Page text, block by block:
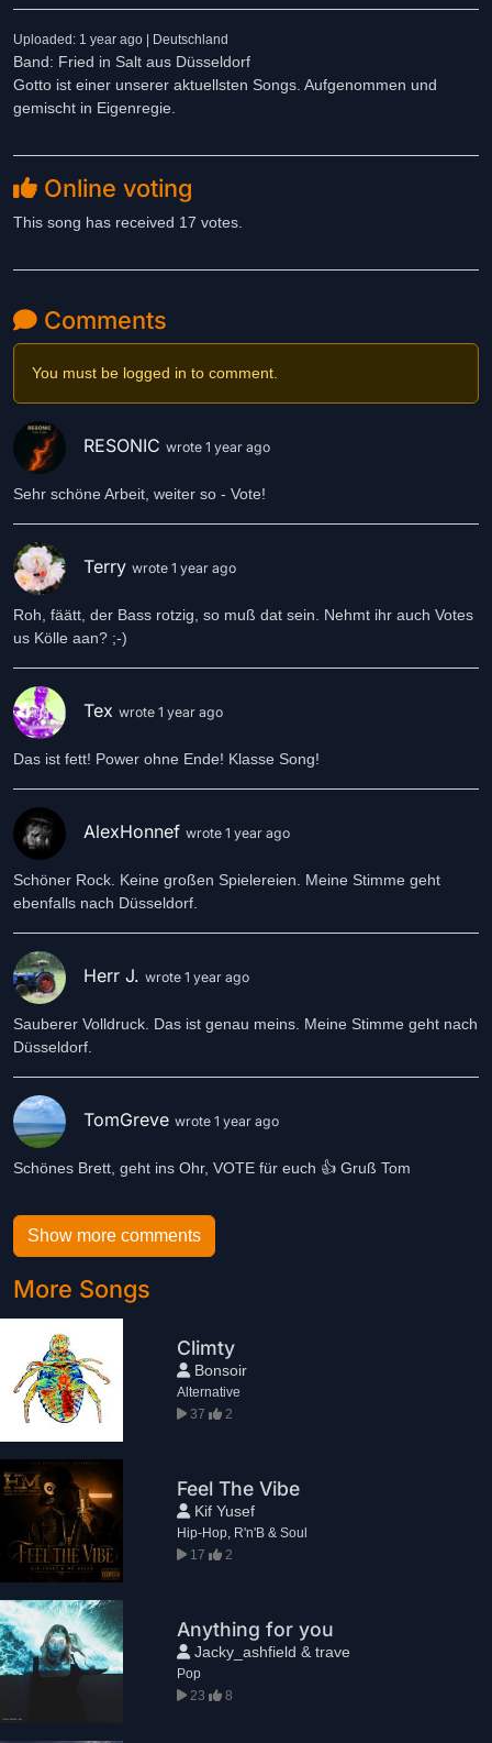
Uploaded: 1 year ago | Deutschland
Band: Fried in Salt aus Düsseldorf
Gotto ist einer unserer aktuellsten Songs. Aufgenommen und
gemischt in Eigenregie.
Online voting
This song has received 17 votes.
Comments
You must be logged in to comment.
RESONIC wrote 1 year ago
Sehr schöne Arbeit, weiter so - Vote!
Terry wrote 1 year ago
Roh, fäätt, der Bass rotzig, so muß dat sein. Nehmt ihr auch Votes
us Kölle aan? ;-)
Tex wrote 1 year ago
Das ist fett! Power ohne Ende! Klasse Song!
AlexHonnef wrote 1 year ago
Schöner Rock. Keine großen Spielereien. Meine Stimme geht
ebenfalls nach Düsseldorf.
Herr J. wrote 1 year ago
Sauberer Volldruck. Das ist genau meins. Meine Stimme geht nach
Düsseldorf.
TomGreve wrote 1 year ago
Schönes Brett, geht ins Ohr, VOTE für euch 👍 Gruß Tom
Show more comments
More Songs
Climty
Bonsoir
Alternative
37
2
Feel The Vibe
Kif Yusef
Hip-Hop, R'n'B & Soul
17
2
Anything for you
Jacky_ashfield & trave
Pop
23
8